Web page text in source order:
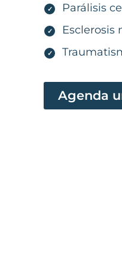
✓ Parálisis
✓ Esclerosis
✓
Agenda